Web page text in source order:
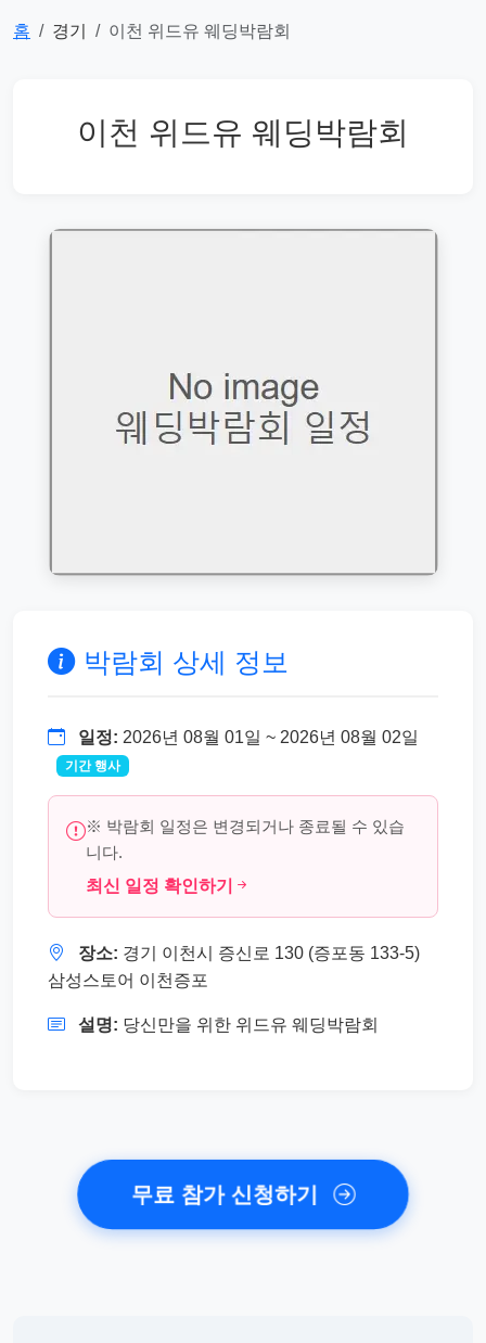
홈 경기 이천 위드유 웨딩박람회
이천 위드유 웨딩박람회
박람회 상세 정보
일정: 2026년 08월 01일 ~ 2026년 08월 02일
기간 행사
※ 박람회 일정은 변경되거나 종료될 수 있습
니다.
최신 일정 확인하기
장소: 경기 이천시 증신로 130 (증포동 133-5)
삼성스토어 이천증포
설명: 당신만을 위한 위드유 웨딩박람회
무료 참가 신청하기